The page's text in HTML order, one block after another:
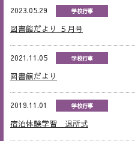
2023.05.29 学校行事
図書館だより ５月号
2021.11.05 学校行事
図書館だより
2019.11.01 学校行事
宿泊体験学習 退所式